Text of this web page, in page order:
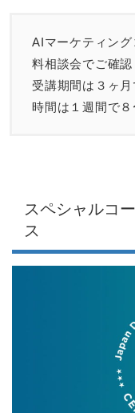
AIマーケティン
料相談会でご確認
受講期間は３ヶ
時間は１週間で８
スペシャルコ
ス